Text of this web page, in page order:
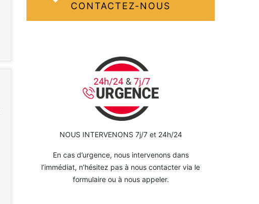
CONTACTEZ-NOUS
NOUS INTERVENONS 7j/7 et 24h/24
En cas d’urgence, nous intervenons dans
l’immédiat, n’hésitez pas à nous contacter via le
formulaire ou à nous appeler.